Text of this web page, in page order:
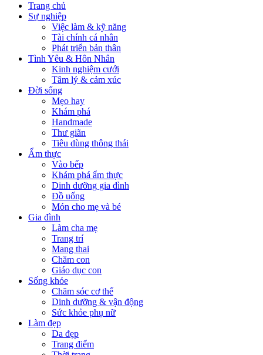
Trang chủ
Sự nghiệp
Việc làm & kỹ năng
Tài chính cá nhân
Phát triển bản thân
Tình Yêu & Hôn Nhân
Kinh nghiệm cưới
Tâm lý & cảm xúc
Đời sống
Mẹo hay
Khám phá
Handmade
Thư giãn
Tiêu dùng thông thái
Ẩm thực
Vào bếp
Khám phá ẩm thực
Dinh dưỡng gia đình
Đồ uống
Món cho mẹ và bé
Gia đình
Làm cha mẹ
Trang trí
Mang thai
Chăm con
Giáo dục con
Sống khỏe
Chăm sóc cơ thể
Dinh dưỡng & vận động
Sức khỏe phụ nữ
Làm đẹp
Da đẹp
Trang điểm